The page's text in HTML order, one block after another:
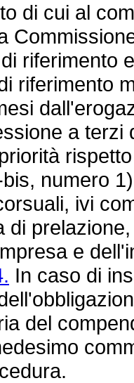
di cui al
riferimento
riferimento
a terzi
numero
ivi
di
e
In caso di
del